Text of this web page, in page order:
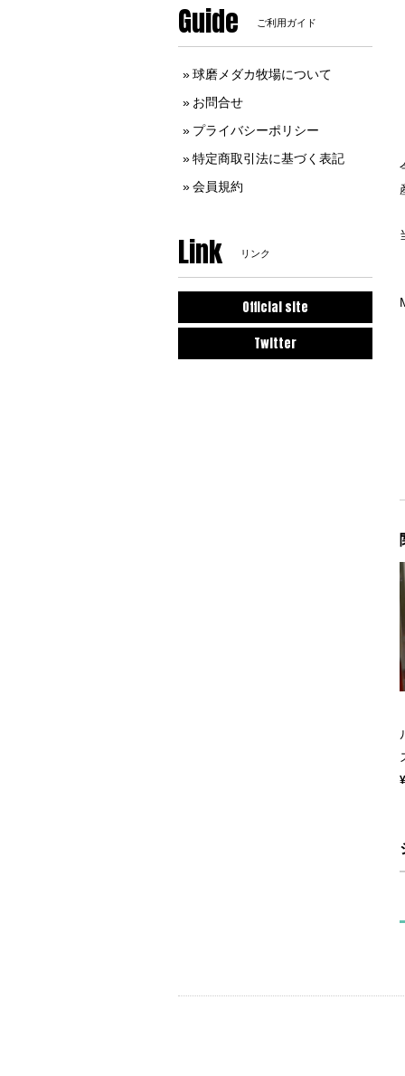
Guide ご利用ガイド
球磨メダカ牧場について
お問合せ
プライバシーポリシー
特定商取引法に基づく表記
会員規約
Link リンク
Official site
Twitter